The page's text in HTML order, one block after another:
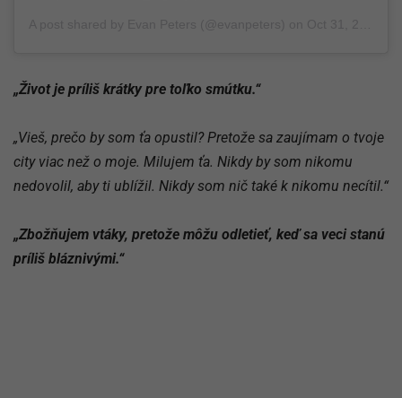
„Život je príliš krátky pre toľko smútku.“
„Vieš, prečo by som ťa opustil? Pretože sa zaujímam o tvoje
city viac než o moje. Milujem ťa. Nikdy by som nikomu
nedovolil, aby ti ublížil. Nikdy som nič také k nikomu necítil.“
„Zbožňujem vtáky, pretože môžu odletieť, keď sa veci stanú
príliš bláznivými.“